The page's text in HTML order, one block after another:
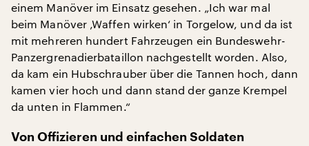
einem Manöver im Einsatz gesehen. „Ich war mal
beim Manöver ‚Waffen wirken‘ in Torgelow, und da ist
mit mehreren hundert Fahrzeugen ein Bundeswehr-
Panzergrenadierbataillon nachgestellt worden. Also,
da kam ein Hubschrauber über die Tannen hoch, dann
kamen vier hoch und dann stand der ganze Krempel
da unten in Flammen.“
Von Offizieren und einfachen Soldaten